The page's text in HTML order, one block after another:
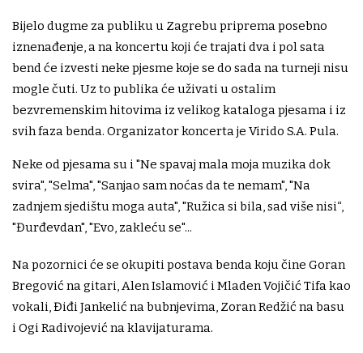
Bijelo dugme za publiku u Zagrebu priprema posebno
iznenađenje, a na koncertu koji će trajati dva i pol sata
bend će izvesti neke pjesme koje se do sada na turneji nisu
mogle čuti. Uz to publika će uživati u ostalim
bezvremenskim hitovima iz velikog kataloga pjesama i iz
svih faza benda. Organizator koncerta je Virido S.A. Pula.
Neke od pjesama su i "Ne spavaj mala moja muzika dok
svira", "Selma", "Sanjao sam noćas da te nemam", "Na
zadnjem sjedištu moga auta", "Ružica si bila, sad više nisi“,
"Đurđevdan", "Evo, zakleću se"...
Na pozornici će se okupiti postava benda koju čine Goran
Bregović na gitari, Alen Islamović i Mladen Vojičić Tifa kao
vokali, Điđi Jankelić na bubnjevima, Zoran Redžić na basu
i Ogi Radivojević na klavijaturama.